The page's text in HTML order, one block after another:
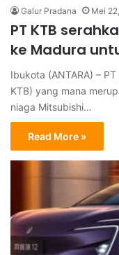
Galur Pradana Mei
PT KTB
ke Madura
Ibukota (ANTARA) –
KTB) yang mana
niaga Mitsubishi…
Read More »